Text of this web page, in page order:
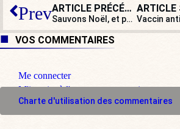
Prev ARTICLE PRÉCÉDENT
Sauvons Noël, et puis voilà !
VOS COMMENTAIRES
Me connecter
M'inscrire à l'espace commentaire
Charte d'utilisation des commentaires